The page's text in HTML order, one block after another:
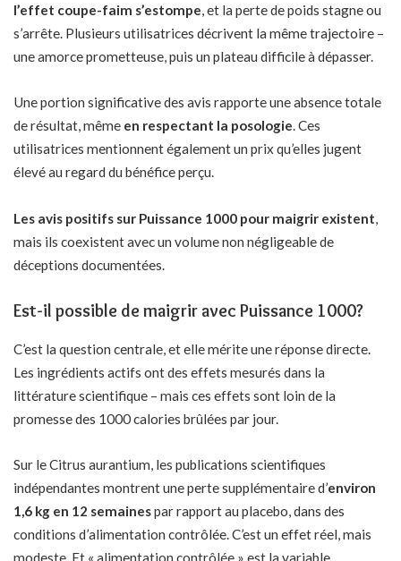
l’effet coupe-faim s’estompe, et la perte de poids stagne ou
s’arrête. Plusieurs utilisatrices décrivent la même trajectoire –
une amorce prometteuse, puis un plateau difficile à dépasser.
Une portion significative des avis rapporte une absence totale
de résultat, même en respectant la posologie. Ces
utilisatrices mentionnent également un prix qu’elles jugent
élevé au regard du bénéfice perçu.
Les avis positifs sur Puissance 1000 pour maigrir existent,
mais ils coexistent avec un volume non négligeable de
déceptions documentées.
Est-il possible de maigrir avec Puissance 1000?
C’est la question centrale, et elle mérite une réponse directe.
Les ingrédients actifs ont des effets mesurés dans la
littérature scientifique – mais ces effets sont loin de la
promesse des 1000 calories brûlées par jour.
Sur le Citrus aurantium, les publications scientifiques
indépendantes montrent une perte supplémentaire d’environ
1,6 kg en 12 semainespar rapport au placebo, dans des
conditions d’alimentation contrôlée. C’est un effet réel, mais
modeste. Et « alimentation contrôlée » est la variable